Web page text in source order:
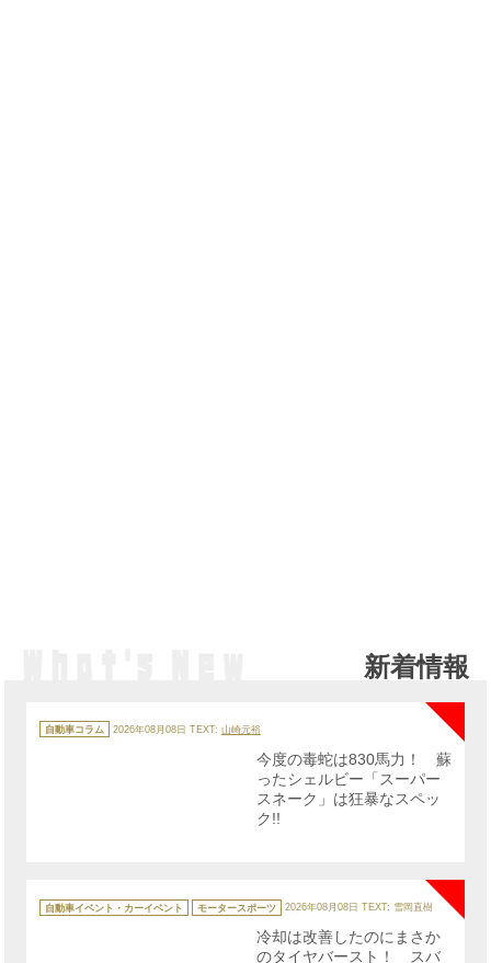
新着情報
テ
ゴ
自動車コラム 2026年08月08日 TEXT: 山崎元裕
NEW
今度の毒蛇は830馬力！ 蘇
ったシェルビー「スーパー
スネーク」は狂暴なスペッ
ク!!
テ
ゴ
自動車イベント・カーイベント モータースポーツ 2026年08月08日 TEXT: 雪岡直樹
冷却は改善したのにまさか
のタイヤバースト！ スバ